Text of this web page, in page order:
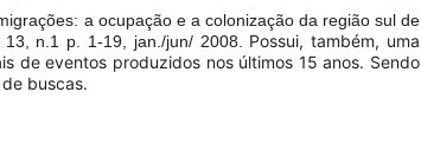
a ocupação e a colonização da região sul de
n.1 p. 1-19, jan./jun/ 2008. Possui, também, uma
de eventos produzidos nos últimos 15 anos. Sendo
buscas.